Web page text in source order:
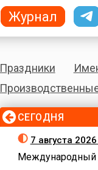
Праздники
СЕГОДНЯ
7 августа
Международный
Журнал